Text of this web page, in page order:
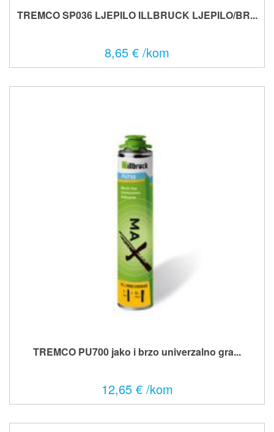
TREMCO SP036 LJEPILO ILLBRUCK LJEPILO/BR...
8,65 € /kom
TREMCO PU700 jako i brzo univerzalno gra...
12,65 € /kom